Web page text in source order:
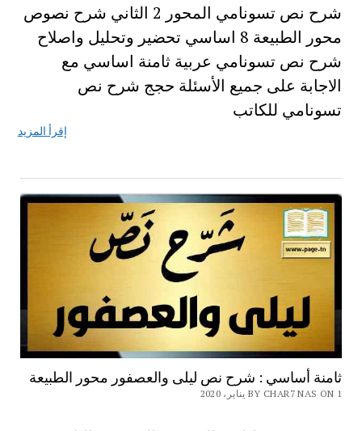
شرح نص تسونامي المحور 2 الثاني شرح نصوص
محور الطبيعة 8 اساسي تحضير وتحليل واصلاح
شرح نص تسونامي عربية ثامنة اساسي مع
الاجابة على جميع الأسئلة حجج شرح نص
تسونامي للكاتب
إقرأ المزيد
ثامنة أساسي : شرح نص ليلى والعصفور محور الطبيعة
BY CHAR7 NAS ON 1 يناير، 2020